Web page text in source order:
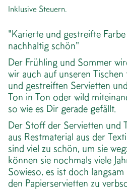
Inklusive Steuern.
"Karierte und gestreifte
nachhaltig schön"
Der Frühling und Sommer
wir auch auf unseren
und gestreiften Servietten
Ton in Ton oder wild
so wie es Dir gerade gefällt.
Der Stoff der Servietten und
aus Restmaterial aus der
sind viel zu schön, um sie
können sie nochmals viele
Sowieso, es ist doch
den Papierservietten zu